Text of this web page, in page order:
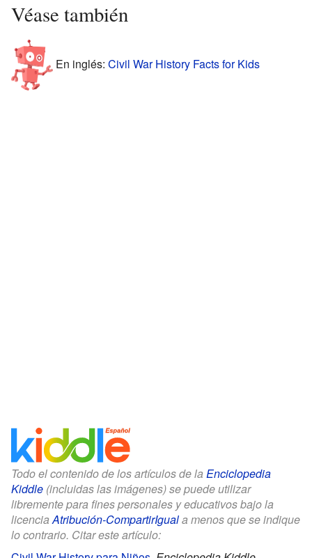
Véase también
En inglés: Civil War History Facts for Kids
Todo el contenido de los artículos de la Enciclopedia
Kiddle (incluidas las imágenes) se puede utilizar
libremente para fines personales y educativos bajo la
licenciaAtribución-CompartirIguala menos que se indique
lo contrario. Citar este artículo: